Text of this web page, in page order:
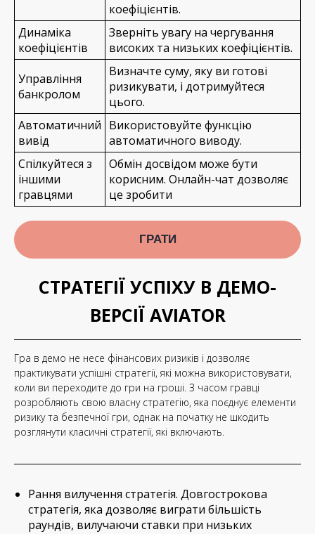
коефіцієнтів.
Динаміка
коефіцієнтів
Зверніть увагу на чергування
високих та низьких коефіцієнтів.
Управління
банкролом
Визначте суму, яку ви готові
ризикувати, і дотримуйтеся
цього.
Автоматичний
вивід
Використовуйте функцію
автоматичного виводу.
Спілкуйтеся з
іншими
гравцями
Обмін досвідом може бути
корисним. Онлайн-чат дозволяє
це зробити
ГРАТИ
СТРАТЕГІЇ УСПІХУ В ДЕМО-
ВЕРСІЇ AVIATOR
Гра в демо не несе фінансових ризиків і дозволяє
практикувати успішні стратегії, які можна використовувати,
коли ви переходите до гри на гроші. З часом гравці
розробляють свою власну стратегію, яка поєднує елементи
ризику та безпечної гри, однак на початку не шкодить
розглянути класичні стратегії, які включають.
Рання вилучення стратегія. Довгострокова
стратегія, яка дозволяє виграти більшість
раундів, вилучаючи ставки при низьких